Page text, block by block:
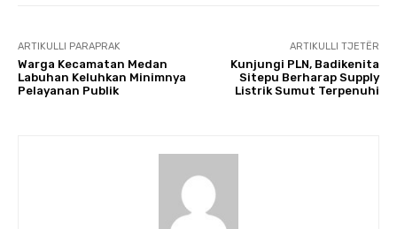
ARTIKULLI PARAPRAK
Warga Kecamatan Medan
Labuhan Keluhkan Minimnya
Pelayanan Publik
ARTIKULLI TJETËR
Kunjungi PLN, Badikenita
Sitepu Berharap Supply
Listrik Sumut Terpenuhi